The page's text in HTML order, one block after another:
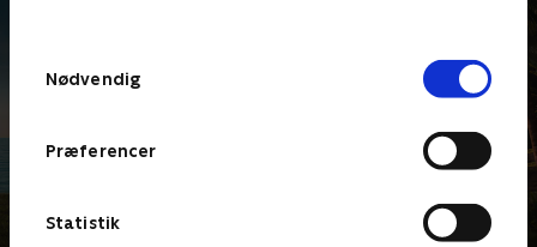
Nødvendig
Præferencer
Statistik